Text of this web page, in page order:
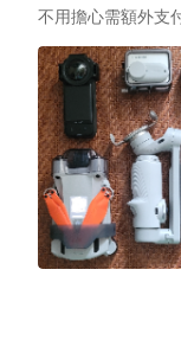
不用擔心需額外支